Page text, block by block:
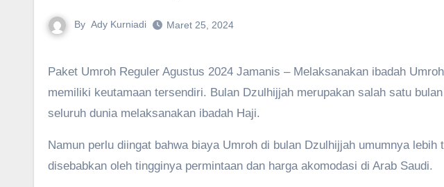
By Ady Kurniadi Maret 25, 2024
Paket Umroh Reguler Agustus 2024 Jamanis – Melaksanakan ibadah Umroh di bulan Dzulhijjah (Agustus 2024)
memiliki keutamaan tersendiri. Bulan Dzulhijjah merupakan salah satu
seluruh dunia melaksanakan ibadah Haji.
Namun perlu diingat bahwa biaya Umroh di bulan Dzulhijjah umumnya
disebabkan oleh tingginya permintaan dan harga akomodasi di Arab Saudi.